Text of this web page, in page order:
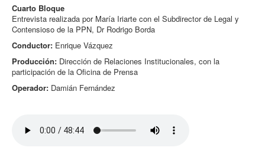
Cuarto Bloque
Entrevista realizada por María Iriarte con el Subdirector de Legal y
Contensioso de la PPN, Dr Rodrigo Borda
Conductor: Enrique Vázquez
Producción: Dirección de Relaciones Institucionales, con la
participación de la Oficina de Prensa
Operador: Damián Fernández